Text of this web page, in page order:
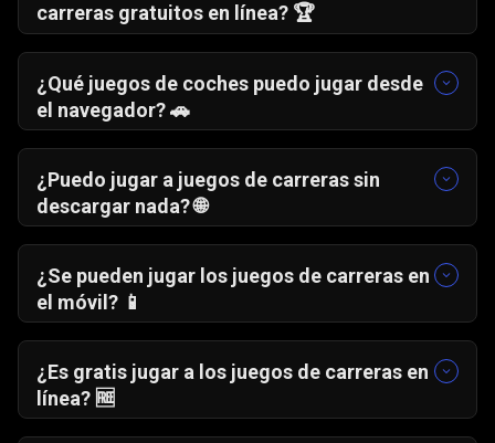
carreras gratuitos en línea? 🏆
Los mejores juegos de carreras destacan por
su velocidad, controles sencillos y pistas
entretenidas. En Gamezop puedes jugar a:
Velocidad Furiosa🚘
Carreras Infinitas
Jinete de Llamas🔥
¿Qué juegos de coches puedo jugar desde
el navegador? 🚗
En Gamezop encontrarás una amplia variedad
de juegos de coches listos para jugar
directamente desde el navegador. Algunas
opciones populares son:
Velocidad Furiosa
🚘
Carreras Infinitas
🏎️
Jinete de Llamas🔥
Batalla de Carriles🛣️
¿Puedo jugar a juegos de carreras sin
descargar nada? 🌐
Sí. Todos los juegos de carreras se pueden
jugar directamente desde el navegador, sin
descargas ni instalaciones.
¿Se pueden jugar los juegos de carreras en
el móvil? 📱
perfectamente en móviles y tabletas desde el
navegador.
¿Es gratis jugar a los juegos de carreras en
línea? 🆓